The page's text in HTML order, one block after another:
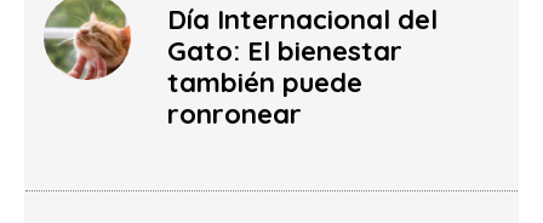
Día Internacional del
Gato: El bienestar
también puede
ronronear